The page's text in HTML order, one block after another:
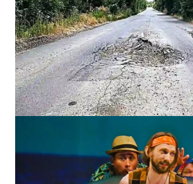
Почему из сел Одесской области
как теперь добираются люди